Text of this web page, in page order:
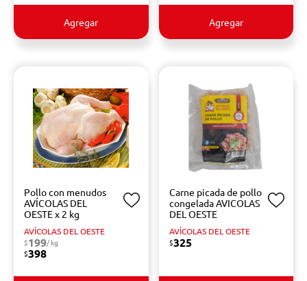
Agregar Agregar
Pollo con menudos
AVÍCOLAS DEL
OESTE x 2 kg
AVÍCOLAS DEL OESTE
$199/ kg
$398
Carne picada de pollo
congelada AVICOLAS
DEL OESTE
AVÍCOLAS DEL OESTE
$325